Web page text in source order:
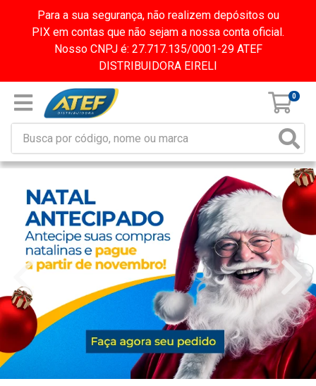
Para a sua segurança, não realizem depósitos ou
PIX em contas que não sejam a nossa conta oficial.
Nosso CNPJ é: 27.717.135/0001-29 ATEF
DISTRIBUIDORA EIRELI
0